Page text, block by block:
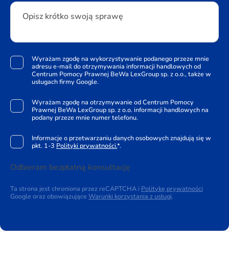
Opisz krótko swoją sprawę
Wyrażam zgodę na wykorzystywanie podanego przeze mnie
adresu e-mail do otrzymywania informacji handlowych od
Centrum Pomocy Prawnej BeWa LexGroup sp. z o.o., także w
usługach firmy Google.
Wyrażam zgodę na otrzymywanie od Centrum Pomocy
Prawnej BeWa LexGroup sp. z o.o. informacji handlowych na
podany przeze mnie numer telefonu.
Informacje o przetwarzaniu danych osobowych znajdują się w
pkt. 1-3 Polityki prywatności.*.
Odbieram bezpłatną konsultację
Ta strona jest chroniona przez reCAPTCHA i Politykę prywatności
Google oraz obowiązujące Warunki korzystania z usługi.